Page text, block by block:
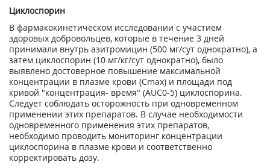
Циклоспорин
В фармакокинетическом исследовании с участием
здоровых добровольцев, которые в течение 3 дней
принимали внутрь азитромицин (500 мг/сут однократно), а
затем циклоспорин (10 мг/кг/сут однократно), было
выявлено достоверное повышение максимальной
концентрации в плазме крови (Сmах) и площади под
кривой "концентрация- время" (AUC0-5) циклоспорина.
Следует соблюдать осторожность при одновременном
применении этих препаратов. В случае необходимости
одновременного применения этих препаратов,
необходимо проводить мониторинг концентрации
циклоспорина в плазме крови и соответственно
корректировать дозу.